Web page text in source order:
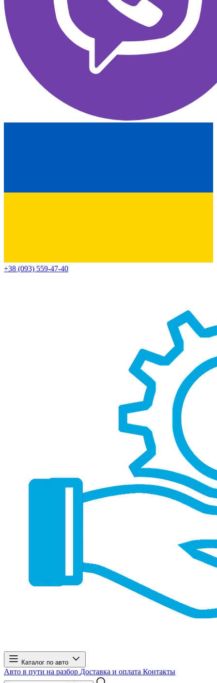
+38 (093) 559-47-40
Каталог по авто
Авто в пути на разбор Доставка и оплата Контакты